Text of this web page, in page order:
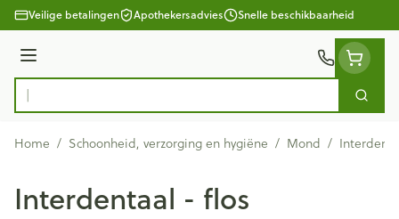
Ga naar de inhoud
Veilige betalingen Apothekersadvies Snelle beschikbaarheid
Menu
Product, merk, categorie... Zoek
Home / Schoonheid, verzorging en hygiëne / Mond /
Interdentaal - flos